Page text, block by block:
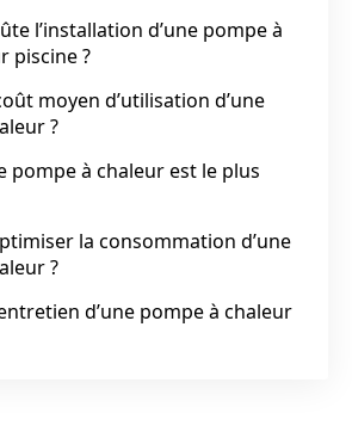
l’installation d’une pompe à
piscine ?
moyen d’utilisation d’une
?
pompe à chaleur est le plus
la consommation d’une
?
d’une pompe à chaleur